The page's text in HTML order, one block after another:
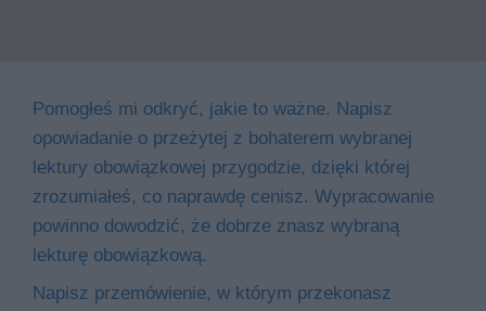
Pomogłeś mi odkryć, jakie to ważne. Napisz
opowiadanie o przeżytej z bohaterem wybranej
lektury obowiązkowej przygodzie, dzięki której
zrozumiałeś, co naprawdę cenisz. Wypracowanie
powinno dowodzić, że dobrze znasz wybraną
lekturę obowiązkową.
Napisz przemówienie, w którym przekonasz